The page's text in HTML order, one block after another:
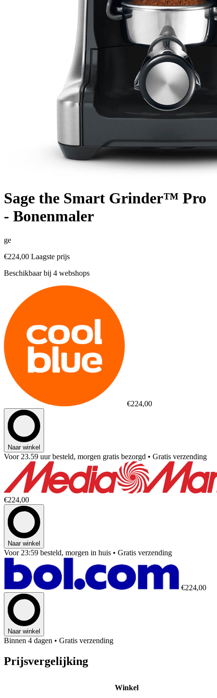
Sage the Smart Grinder™ Pro
- Bonenmaler
ge
€224,00 Laagste prijs
Beschikbaar bij 4 webshops
€224,00
Naar winkel
Voor 23.59 uur besteld, morgen gratis bezorgd • Gratis verzending
€224,00
Naar winkel
Voor 23:59 besteld, morgen in huis • Gratis verzending
€224,00
Naar winkel
Binnen 4 dagen • Gratis verzending
Prijsvergelijking
Winkel